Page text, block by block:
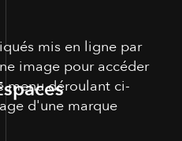
mis en ligne par
image pour accéder
menu déroulant ci-
d'une marque